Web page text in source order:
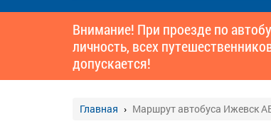
Внимание! При проезде по
личность, всех
допускается!
Главная Маршрут автобуса Ижевск